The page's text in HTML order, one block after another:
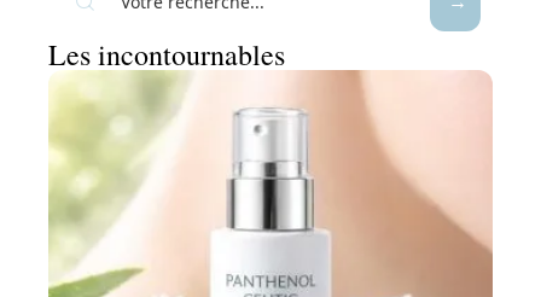
Les incontournables